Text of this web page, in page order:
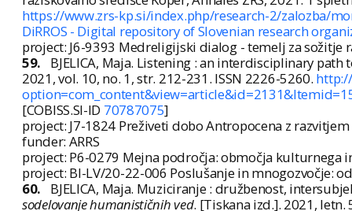
https://www.zrs-kp.si/index.php/research-2/zalozba/
DiRROS - Digital repository of Slovenian research
project: J6-9393 Medreligijski dialog - temelj za sožitje
59.
BJELICA, Maja. Listening : an interdisciplinary
2021, vol. 10, no. 1, str. 212-231. ISSN 2226-5260.
[COBISS.SI-ID 70787075]
project: J7-1824 Preživeti dobo Antropocena z
funder: ARRS
project: P6-0279 Mejna področja: območja kulturnega
project: BI-LV/20-22-006 Poslušanje in mnogozvočje:
60.
BJELICA, Maja. Muziciranje : družbenost,
sodelovanje humanističnih ved. [Tiskana izd.]. 2021, letn.